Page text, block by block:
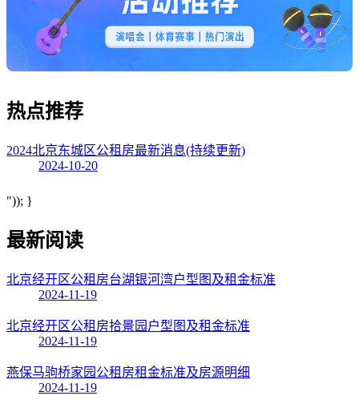
热点推荐
2024北京东城区公租房最新消息(持续更新)
2024-10-20
")); }
最新阅读
北京经开区公租房台湖银河湾户型图及租金标准
2024-11-19
北京经开区公租房拾景园户型图及租金标准
2024-11-19
燕保马驹桥家园公租房租金标准及房源明细
2024-11-19